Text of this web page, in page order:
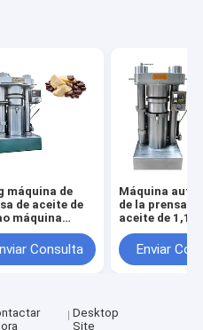
máquina de
de aceite de
máquina
para
aceite de
Consulta
Máquina
de la prensa de
aceite de 1,1
kilovatios,
material de la
de aceite de
Enviar
Desktop
Site